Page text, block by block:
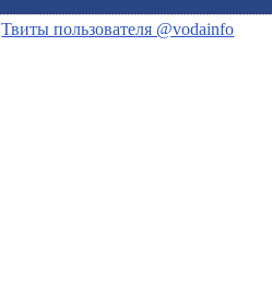
Твиты пользователя @vodainfo